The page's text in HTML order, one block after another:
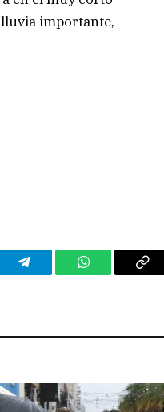
importante,
Telegram WhatsApp